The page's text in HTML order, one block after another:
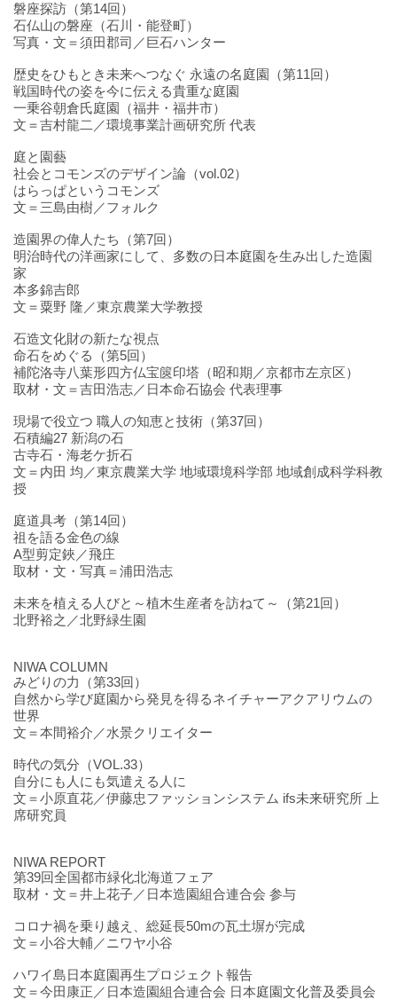
磐座探訪（第14回）
石仏山の磐座（石川・能登町）
写真・文＝須田郡司／巨石ハンター
歴史をひもとき未来へつなぐ 永遠の名庭園（第11回）
戦国時代の姿を今に伝える貴重な庭園
一乗谷朝倉氏庭園（福井・福井市）
文＝吉村龍二／環境事業計画研究所 代表
庭と園藝
社会とコモンズのデザイン論（vol.02）
はらっぱというコモンズ
文＝三島由樹／フォルク
造園界の偉人たち（第7回）
明治時代の洋画家にして、多数の日本庭園を生み出した造園
家
本多錦吉郎
文＝粟野 隆／東京農業大学教授
石造文化財の新たな視点
命石をめぐる（第5回）
補陀洛寺八葉形四方仏宝篋印塔（昭和期／京都市左京区）
取材・文＝吉田浩志／日本命石協会 代表理事
現場で役立つ 職人の知恵と技術（第37回）
石積編27 新潟の石
古寺石・海老ケ折石
文＝内田 均／東京農業大学 地域環境科学部 地域創成科学科教
授
庭道具考（第14回）
祖を語る金色の線
A型剪定鋏／飛庄
取材・文・写真＝浦田浩志
未来を植える人びと～植木生産者を訪ねて～（第21回）
北野裕之／北野緑生園
NIWA COLUMN
みどりの力（第33回）
自然から学び庭園から発見を得るネイチャーアクアリウムの
世界
文＝本間裕介／水景クリエイター
時代の気分（VOL.33）
自分にも人にも気遣える人に
文＝小原直花／伊藤忠ファッションシステム ifs未来研究所 上
席研究員
NIWA REPORT
第39回全国都市緑化北海道フェア
取材・文＝井上花子／日本造園組合連合会 参与
コロナ禍を乗り越え、総延長50mの瓦土塀が完成
文＝小谷大輔／ニワヤ小谷
ハワイ島日本庭園再生プロジェクト報告
文＝今田康正／日本造園組合連合会 日本庭園文化普及委員会